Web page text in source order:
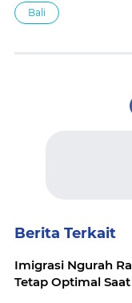
Bali
Berita Terkait
Imigrasi Ngurah
Tetap Optimal